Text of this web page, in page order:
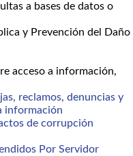
a bases de datos o
y Prevención del Daño
acceso a información,
reclamos, denuncias y
información
de corrupción
Por Servidor